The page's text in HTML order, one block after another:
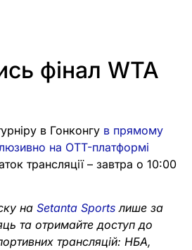
фінал WTA
в Гонконгу в прямому
на OTT-платформі
трансляції – завтра о 10:00
на Setanta Sports лише за
та отримайте доступ до
трансляцій: НБА,